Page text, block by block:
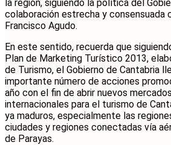
la región, siguiendo la política del
colaboración estrecha y consensuada
Francisco Agudo.
En este sentido, recuerda que
Plan de Marketing Turístico 2013,
de Turismo, el Gobierno de Cantabria
importante número de acciones
año con el fin de abrir nuevos
internacionales para el turismo de
ya maduros, especialmente las
ciudades y regiones conectadas vía
de Parayas.